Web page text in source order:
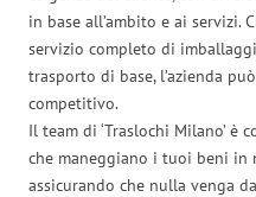
in base all’ambito e ai servizi.
servizio completo di
trasporto di base, l’azienda
competitivo.
Il team di ‘Traslochi Milano’ è
che maneggiano i tuoi beni in
assicurando che nulla venga